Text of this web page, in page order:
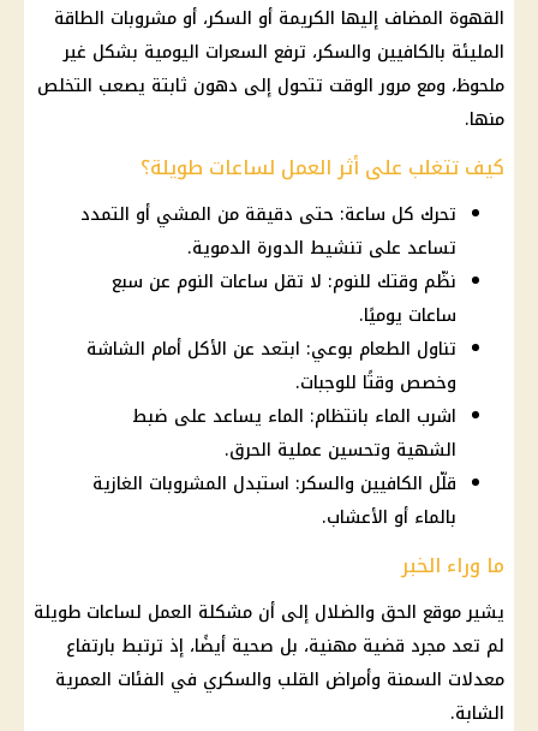
القهوة المضاف إليها الكريمة أو السكر، أو مشروبات الطاقة
المليئة بالكافيين والسكر، ترفع السعرات اليومية بشكل غير
ملحوظ، ومع مرور الوقت تتحول إلى دهون ثابتة يصعب التخلص
منها.
كيف تتغلب على أثر العمل لساعات طويلة؟
تحرك كل ساعة: حتى دقيقة من المشي أو التمدد
تساعد على تنشيط الدورة الدموية.
نظّم وقتك للنوم: لا تقل ساعات النوم عن سبع
ساعات يوميًا.
تناول الطعام بوعي: ابتعد عن الأكل أمام الشاشة
وخصص وقتًا للوجبات.
اشرب الماء بانتظام: الماء يساعد على ضبط
الشهية وتحسين عملية الحرق.
قلّل الكافيين والسكر: استبدل المشروبات الغازية
بالماء أو الأعشاب.
ما وراء الخبر
يشير موقع الحق والضلال إلى أن مشكلة العمل لساعات طويلة
لم تعد مجرد قضية مهنية، بل صحية أيضًا، إذ ترتبط بارتفاع
معدلات السمنة وأمراض القلب والسكري في الفئات العمرية
الشابة.